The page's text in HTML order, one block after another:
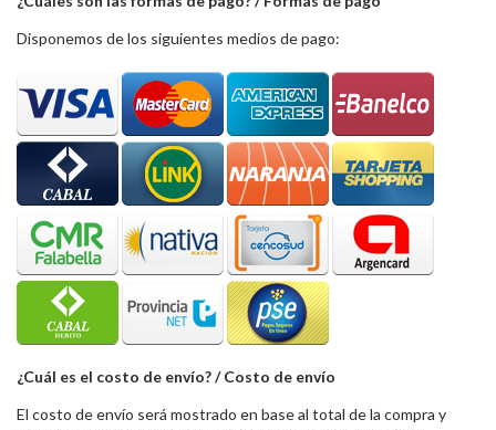
Disponemos de los siguientes medios de pago:
¿Cuál es el costo de envío? / Costo de envío
El costo de envío será mostrado en base al total de la compra y